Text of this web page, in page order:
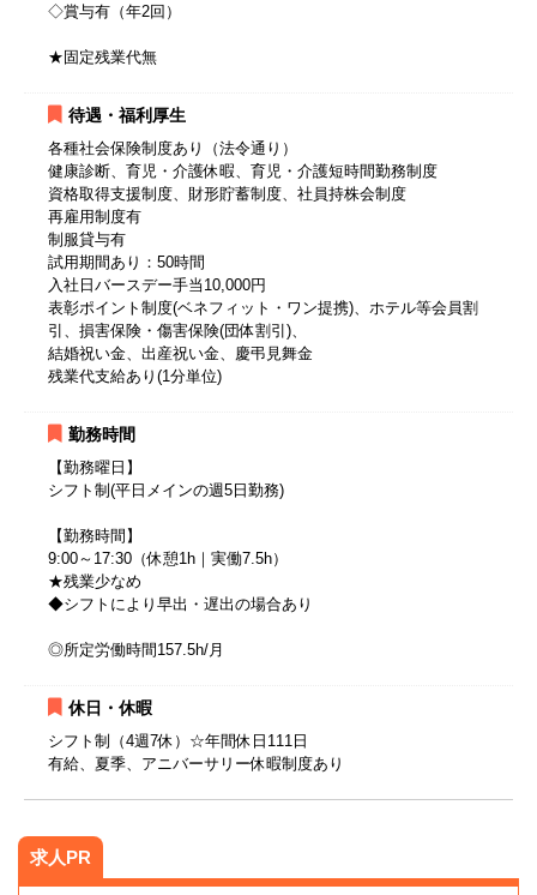
◇賞与有（年2回）
★固定残業代無
待遇・福利厚生
各種社会保険制度あり（法令通り）
健康診断、育児・介護休暇、育児・介護短時間勤務制度
資格取得支援制度、財形貯蓄制度、社員持株会制度
再雇用制度有
制服貸与有
試用期間あり：50時間
入社日バースデー手当10,000円
表彰ポイント制度(ベネフィット・ワン提携)、ホテル等会員割
引、損害保険・傷害保険(団体割引)、
結婚祝い金、出産祝い金、慶弔見舞金
残業代支給あり(1分単位)
勤務時間
【勤務曜日】
シフト制(平日メインの週5日勤務)
【勤務時間】
9:00～17:30（休憩1h｜実働7.5h）
★残業少なめ
◆シフトにより早出・遅出の場合あり
◎所定労働時間157.5h/月
休日・休暇
シフト制（4週7休）☆年間休日111日
有給、夏季、アニバーサリー休暇制度あり
求人PR